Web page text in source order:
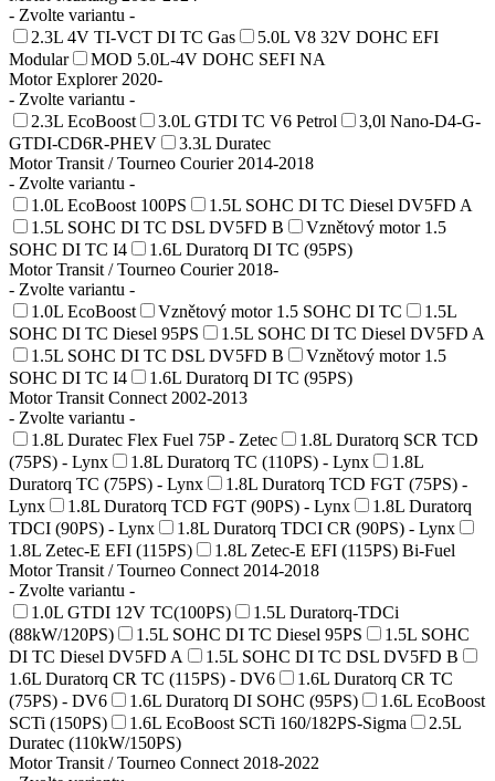
- Zvolte variantu -
2.3L 4V TI-VCT DI TC Gas
5.0L V8 32V DOHC EFI
Modular
MOD 5.0L-4V DOHC SEFI NA
Motor Explorer 2020-
- Zvolte variantu -
2.3L EcoBoost
3.0L GTDI TC V6 Petrol
3,0l Nano-D4-G-
GTDI-CD6R-PHEV
3.3L Duratec
Motor Transit / Tourneo Courier 2014-2018
- Zvolte variantu -
1.0L EcoBoost 100PS
1.5L SOHC DI TC Diesel DV5FD A
1.5L SOHC DI TC DSL DV5FD B
Vznětový motor 1.5
SOHC DI TC I4
1.6L Duratorq DI TC (95PS)
Motor Transit / Tourneo Courier 2018-
- Zvolte variantu -
1.0L EcoBoost
Vznětový motor 1.5 SOHC DI TC
1.5L
SOHC DI TC Diesel 95PS
1.5L SOHC DI TC Diesel DV5FD A
1.5L SOHC DI TC DSL DV5FD B
Vznětový motor 1.5
SOHC DI TC I4
1.6L Duratorq DI TC (95PS)
Motor Transit Connect 2002-2013
- Zvolte variantu -
1.8L Duratec Flex Fuel 75P - Zetec
1.8L Duratorq SCR TCD
(75PS) - Lynx
1.8L Duratorq TC (110PS) - Lynx
1.8L
Duratorq TC (75PS) - Lynx
1.8L Duratorq TCD FGT (75PS) -
Lynx
1.8L Duratorq TCD FGT (90PS) - Lynx
1.8L Duratorq
TDCI (90PS) - Lynx
1.8L Duratorq TDCI CR (90PS) - Lynx
1.8L Zetec-E EFI (115PS)
1.8L Zetec-E EFI (115PS) Bi-Fuel
Motor Transit / Tourneo Connect 2014-2018
- Zvolte variantu -
1.0L GTDI 12V TC(100PS)
1.5L Duratorq-TDCi
(88kW/120PS)
1.5L SOHC DI TC Diesel 95PS
1.5L SOHC
DI TC Diesel DV5FD A
1.5L SOHC DI TC DSL DV5FD B
1.6L Duratorq CR TC (115PS) - DV6
1.6L Duratorq CR TC
(75PS) - DV6
1.6L Duratorq DI SOHC (95PS)
1.6L EcoBoost
SCTi (150PS)
1.6L EcoBoost SCTi 160/182PS-Sigma
2.5L
Duratec (110kW/150PS)
Motor Transit / Tourneo Connect 2018-2022